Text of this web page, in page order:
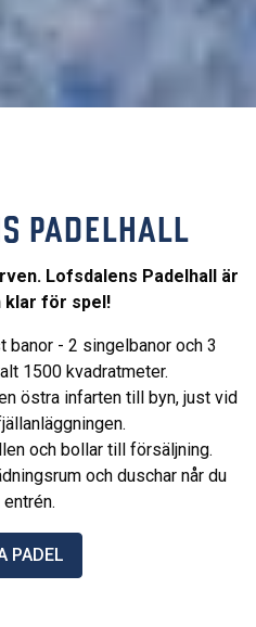
PADELHALL
Lofsdalens Padelhall är
klar för spel!
banor - 2 singelbanor och 3
1500 kvadratmeter.
östra infarten till byn, just vid
och bollar till försäljning.
och duschar når du
PADEL